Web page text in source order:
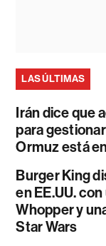
LAS ÚLTIMAS
Irán dice que
para
Ormuz está
Burger King
en EE.UU.
Whopper y
Star Wars